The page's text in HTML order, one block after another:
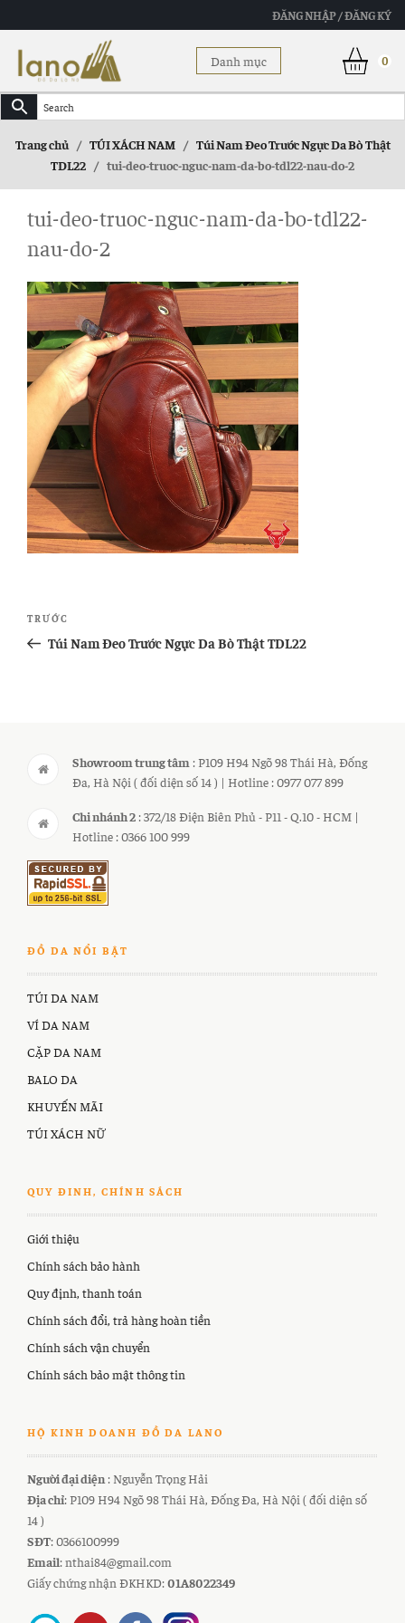
ĐĂNG NHẬP / ĐĂNG KÝ
Danh mục 0
Trang chủ / TÚI XÁCH NAM / Túi Nam Đeo Trước Ngực Da Bò Thật
TDL22 / tui-deo-truoc-nguc-nam-da-bo-tdl22-nau-do-2
tui-deo-truoc-nguc-nam-da-bo-tdl22-
nau-do-2
Điều
hướng
Bài
cũ
TRƯỚC
Túi Nam Đeo Trước Ngực Da Bò Thật TDL22
Showroom trung tâm : P109 H94 Ngõ 98 Thái Hà, Đống
Đa, Hà Nội ( đối diện số 14 ) | Hotline : 0977 077 899
Chi nhánh 2 : 372/18 Điện Biên Phủ - P11 - Q.10 - HCM |
Hotline : 0366 100 999
ĐỒ DA NỔI BẬT
TÚI DA NAM
VÍ DA NAM
CẶP DA NAM
BALO DA
KHUYẾN MÃI
TÚI XÁCH NỮ
QUY ĐINH, CHÍNH SÁCH
Giới thiệu
Chính sách bảo hành
Quy định, thanh toán
Chính sách đổi, trả hàng hoàn tiền
Chính sách vận chuyển
Chính sách bảo mật thông tin
HỘ KINH DOANH ĐỒ DA LANO
Người đại diện : Nguyễn Trọng Hải
Địa chỉ: P109 H94 Ngõ 98 Thái Hà, Đống Đa, Hà Nội ( đối diện số
14 )
SĐT: 0366100999
Email: nthai84@gmail.com
Giấy chứng nhận ĐKHKD:01A8022349